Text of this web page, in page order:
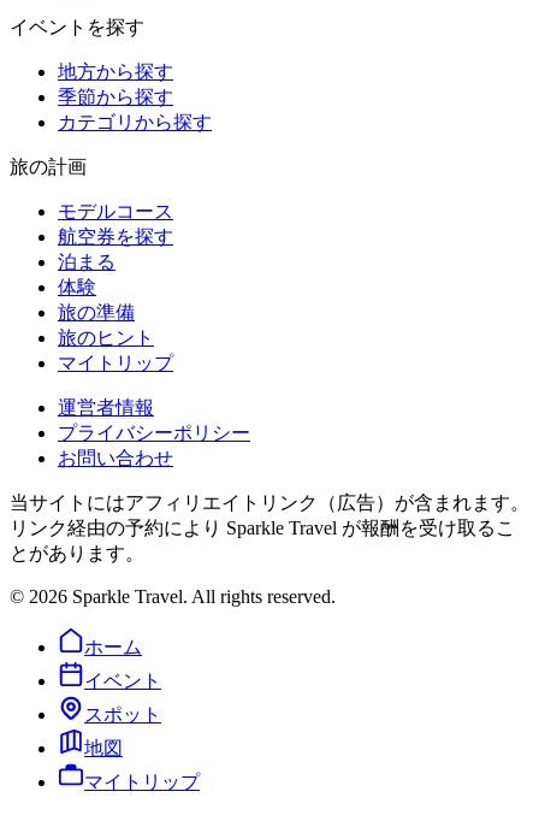
イベントを探す
地方から探す
季節から探す
カテゴリから探す
旅の計画
モデルコース
航空券を探す
泊まる
体験
旅の準備
旅のヒント
マイトリップ
運営者情報
プライバシーポリシー
お問い合わせ
当サイトにはアフィリエイトリンク（広告）が含まれます。
リンク経由の予約により Sparkle Travel が報酬を受け取るこ
とがあります。
© 2026 Sparkle Travel. All rights reserved.
ホーム
イベント
スポット
地図
マイトリップ